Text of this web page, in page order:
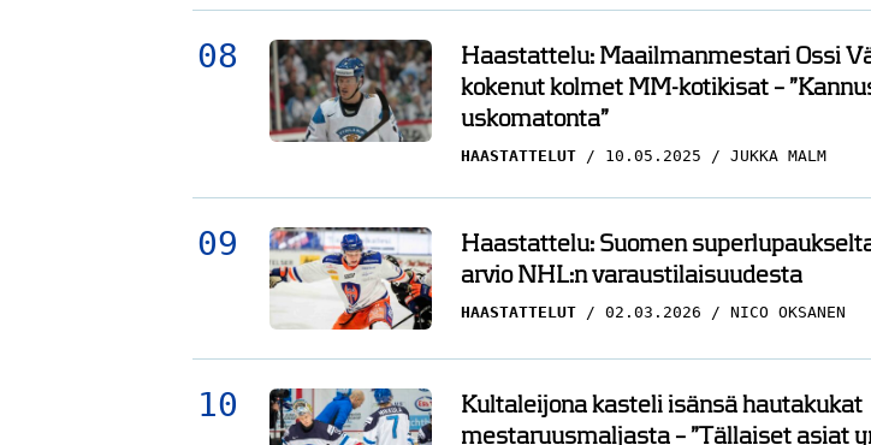
Haastattelu: Maailmanmestari Ossi
kokenut kolmet MM-kotikisat –
uskomatonta”
HAASTATTELUT 10.05.2025 JUKKA MALM
Haastattelu: Suomen
arvio NHL:n varaustilaisuudesta
HAASTATTELUT 02.03.2026 NICO OKSANEN
Kultaleijona kasteli isänsä hautakukat
mestaruusmaljasta – ”Tällaiset asiat